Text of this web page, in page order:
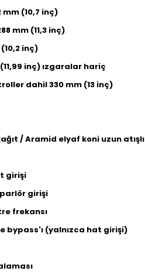
(10,7 inç)
mm (11,3 inç)
inç)
inç) ızgaralar hariç
dahil 330 mm (13 inç)
/ Aramid elyaf koni uzun atışlı
girişi
girişi
frekansı
bypass'ı (yalnızca hat girişi)